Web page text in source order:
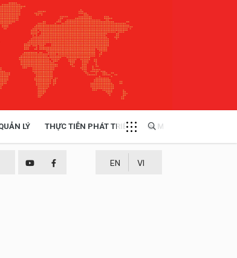
LÝ THỰC TIỄN PHÁT TRIỂN MULTIMEDIA
EN VI